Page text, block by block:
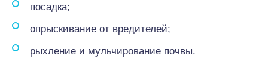
посадка;
опрыскивание от вредителей;
рыхление и мульчирование почвы.